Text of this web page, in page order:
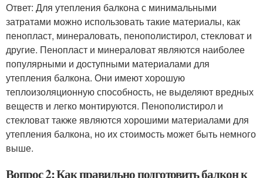
Ответ: Для утепления балкона с минимальными
затратами можно использовать такие материалы, как
пенопласт, минераловать, пенополистирол, стекловат и
другие. Пенопласт и минераловат являются наиболее
популярными и доступными материалами для
утепления балкона. Они имеют хорошую
теплоизоляционную способность, не выделяют вредных
веществ и легко монтируются. Пенополистирол и
стекловат также являются хорошими материалами для
утепления балкона, но их стоимость может быть немного
выше.
Вопрос 2: Как правильно подготовить балкон к